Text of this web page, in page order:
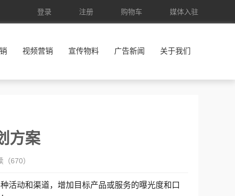
登录 注册 购物车 媒体入驻
视频营销 宣传物料 广告新闻 关于我们
方案
（670）
活动和渠道，增加目标产品或服务的曝光度和口